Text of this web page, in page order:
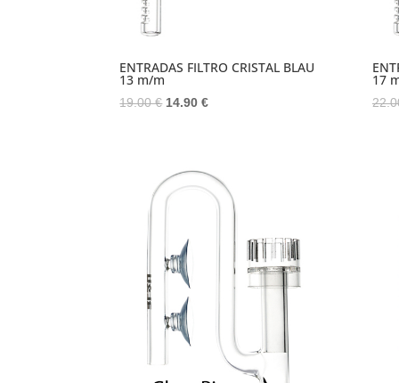
ENTRADAS FILTRO CRISTAL BLAU
13 m/m
19.00€ El
19.00 €.
14.90€El
14.90 €.
17